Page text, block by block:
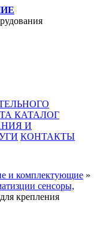
КАТАЛОГ
И
КОНТАКТЫ
и комплектующие »
сенсоры,
крепления